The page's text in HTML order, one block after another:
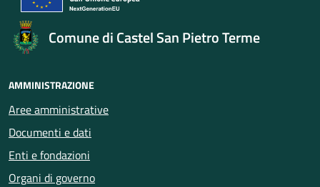
Comune di Castel San Pietro Terme
AMMINISTRAZIONE
Aree amministrative
Documenti e dati
Enti e fondazioni
Organi di governo